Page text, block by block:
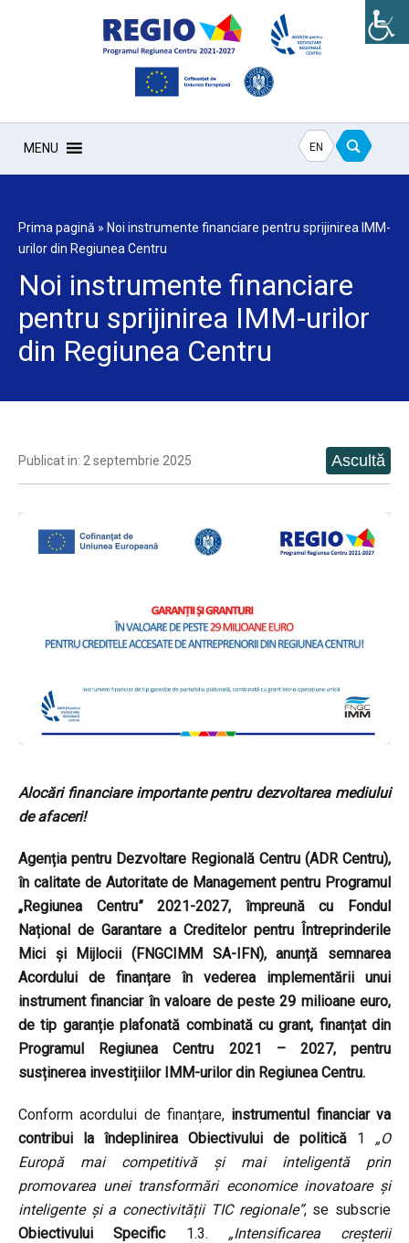
MENU EN
Prima pagină » Noi instrumente financiare pentru sprijinirea IMM-
urilor din Regiunea Centru
Noi instrumente financiare
pentru sprijinirea IMM-urilor
din Regiunea Centru
Publicat in: 2 septembrie 2025
Alocări financiare importante pentru dezvoltarea mediului
de afaceri!
Agenția pentru Dezvoltare Regională Centru (ADR Centru),
în calitate de Autoritate de Management pentru Programul
„Regiunea Centru” 2021-2027, împreună cu Fondul
Național de Garantare a Creditelor pentru Întreprinderile
Mici și Mijlocii (FNGCIMM SA-IFN), anunță semnarea
Acordului de finanțare în vederea implementării unui
instrument financiar în valoare de peste 29 milioane euro,
de tip garanție plafonată combinată cu grant, finanțat din
Programul Regiunea Centru 2021 – 2027, pentru
susținerea investițiilor IMM-urilor din Regiunea Centru.
Conform acordului de finanțare, instrumentul financiar va
contribui la îndeplinirea Obiectivului de politică 1 „O
Europă mai competitivă și mai inteligentă prin
promovarea unei transformări economice inovatoare și
inteligente și a conectivității TIC regionale”, se subscrie
Obiectivului Specific1.3. „Intensificarea creșterii